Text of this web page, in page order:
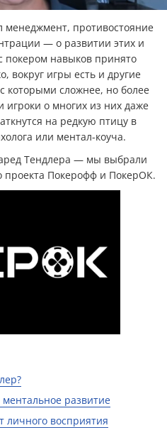
менеджмент, противостояние
— о развитии этих и
покером навыков принято
вокруг игры есть и другие
которыми сложнее, но более
о многих из них даже
на редкую птицу в
или ментал-коуча.
Тендлера — мы выбрали
проекта Покерофф и ПокерОК.
развитие
личного восприятия